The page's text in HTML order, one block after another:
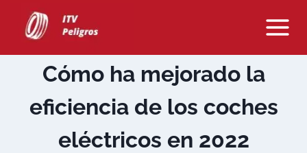
Cómo ha mejorado la
eficiencia de los coches
eléctricos en 2022